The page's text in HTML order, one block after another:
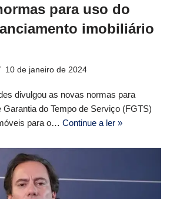
para uso do
imobiliário
10 de janeiro de 2024
divulgou as novas normas para
Garantia do Tempo de Serviço (FGTS)
para o… Continue a ler »